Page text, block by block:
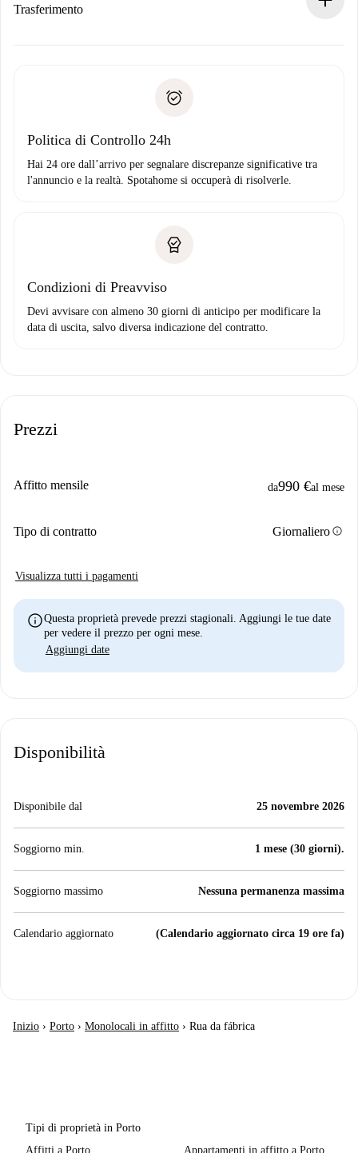
Se rifiutata: non ti addebiteremo nulla e ti proporremo
Domiciliazione del pagamento
Trasferimento
solo se non segnali problemi.
Politica di Controllo 24h
Hai 24 ore dall’arrivo per segnalare discrepanze significative tra
l'annuncio e la realtà. Spotahome si occuperà di risolverle.
Condizioni di Preavviso
Devi avvisare con almeno 30 giorni di anticipo per modificare la
data di uscita, salvo diversa indicazione del contratto.
Prezzi
Affitto mensile da990 €al mese
Tipo di contratto Giornalieroinfo
Visualizza tutti i pagamenti
infoQuesta proprietà prevede prezzi stagionali. Aggiungi le tue date
per vedere il prezzo per ogni mese.
Aggiungi date
Disponibilità
Disponibile dal 25 novembre 2026
Soggiorno min. 1 mese (30 giorni).
Soggiorno massimo Nessuna permanenza massima
Calendario aggiornato (Calendario aggiornato circa 19 ore fa)
Inizio › Porto › Monolocali in affitto › Rua da fábrica
Tipi di proprietà in Porto
Affitti a Porto
Appartamenti in affitto a Porto